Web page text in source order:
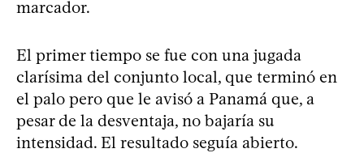
marcador.
El primer tiempo se fue con una jugada
clarísima del conjunto local, que terminó en
el palo pero que le avisó a Panamá que, a
pesar de la desventaja, no bajaría su
intensidad. El resultado seguía abierto.